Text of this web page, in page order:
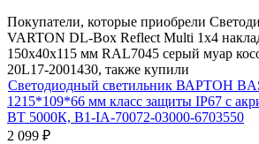
Покупатели, которые приобрели
VARTON DL-Box Reflect Multi 1x4
150х40х115 мм RAL7045 серый муар
20L17-2001430, также купили
Светодиодный светильник ВАРТОН
1215*109*66 мм класс защиты IP67 с
ВТ 5000К, B1-IA-70072-03000-6703550
2 099 ₽